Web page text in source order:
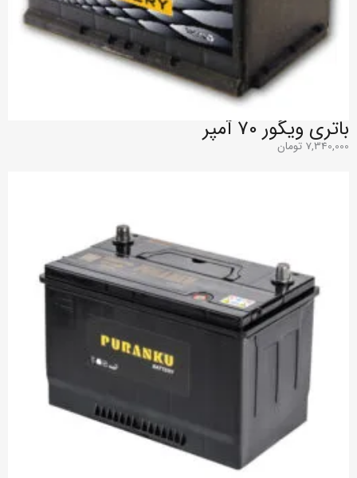
باتری ویگور 70 آمپر
7,340,000 تومان